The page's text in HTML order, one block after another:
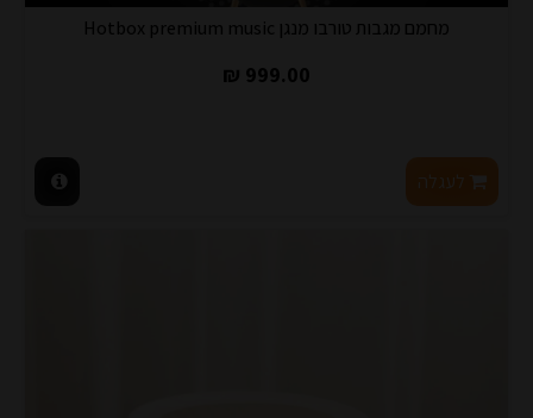
מחמם מגבות טורבו מנגן Hotbox premium music
999.00 ₪
לעגלה